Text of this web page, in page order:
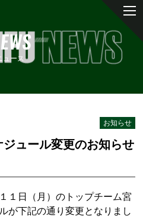
ュース
お知らせ
ュール変更のお知らせ
１日（月）のトップチーム宮
が下記の通り変更となりまし